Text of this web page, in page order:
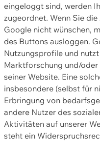
eingeloggt sind, werden
zugeordnet. Wenn Sie
Google nicht wünschen,
des Buttons ausloggen.
Nutzungsprofile und
Marktforschung und/
seiner Website. Eine
insbesondere (selbst für
Erbringung von
andere Nutzer des
Aktivitäten auf unserer
steht ein